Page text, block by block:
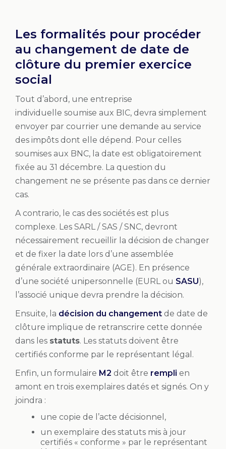
Les formalités pour procéder
au changement de date de
clôture du premier exercice
social
Tout d’abord, une entreprise
individuelle soumise aux BIC, devra simplement
envoyer par courrier une demande au service
des impôts dont elle dépend. Pour celles
soumises aux BNC, la date est obligatoirement
fixée au 31 décembre. La question du
changement ne se présente pas dans ce dernier
cas.
A contrario, le cas des sociétés est plus
complexe. Les SARL / SAS / SNC, devront
nécessairement recueillir la décision de changer
et de fixer la date lors d’une assemblée
générale extraordinaire (AGE). En présence
d’une société unipersonnelle (EURL ou SASU),
l’associé unique devra prendre la décision.
Ensuite, la décision du changement de date de
clôture implique de retranscrire cette donnée
dans les statuts. Les statuts doivent être
certifiés conforme par le représentant légal.
Enfin, un formulaire M2 doit être rempli en
amont en trois exemplaires datés et signés. On y
joindra :
une copie de l’acte décisionnel,
un exemplaire des statuts mis à jour
certifiés « conforme » par le représentant